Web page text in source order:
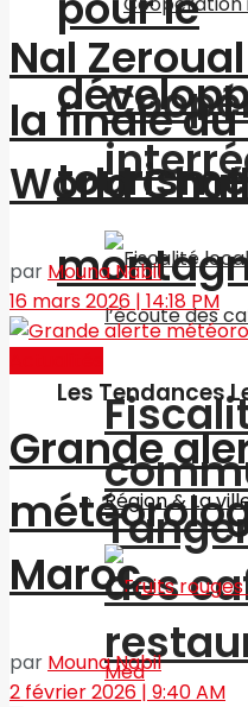
des
Les Tendances
Région & La
Nal
la finale du
World
par Mouna Nabil
16 mars 2026 | 14:18 PM
Grande
Maroc
par Mouna Nabil
2 février 2026 | 9:40 AM